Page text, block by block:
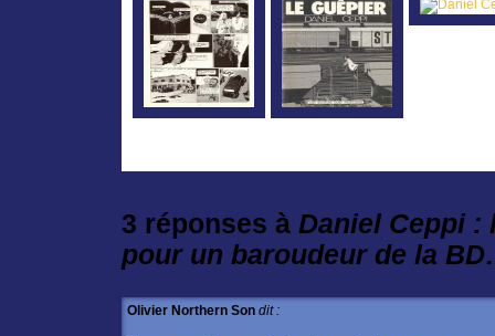
3 réponses à Daniel Ceppi :
pour un baroudeur de la
Olivier Northern Son dit :